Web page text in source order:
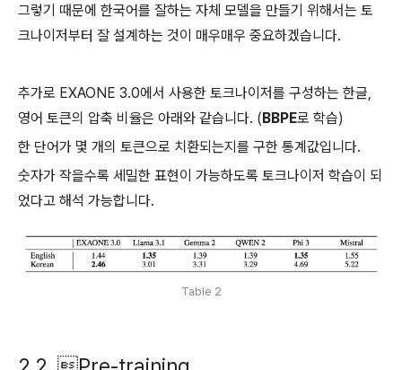
그렇기 때문에 한국어를 잘하는 자체 모델을 만들기 위해서는 토
크나이저부터 잘 설계하는 것이 매우매우 중요하겠습니다.
추가로 EXAONE 3.0에서 사용한 토크나이저를 구성하는 한글,
영어 토큰의 압축 비율은 아래와 같습니다. (BBPE로 학습)
한 단어가 몇 개의 토큰으로 치환되는지를 구한 통계값입니다.
숫자가 작을수록 세밀한 표현이 가능하도록 토크나이저 학습이 되
었다고 해석 가능합니다.
Table 2